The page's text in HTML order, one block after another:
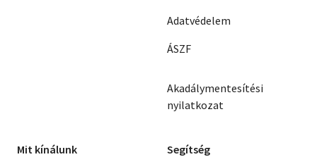
Adatvédelem
ÁSZF
Akadálymentesítési
nyilatkozat
Mit kínálunk Segítség